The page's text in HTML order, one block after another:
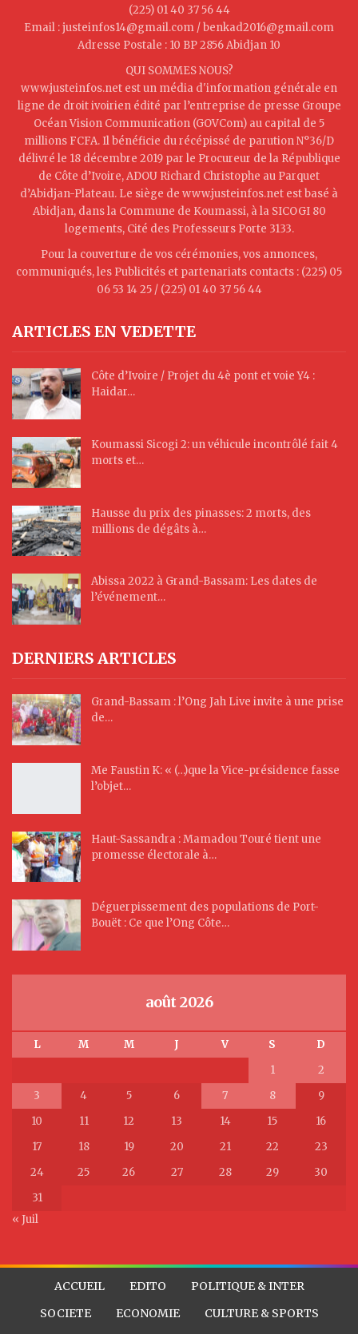
(225) 01 40 37 56 44
Email : justeinfos14@gmail.com / benkad2016@gmail.com
Adresse Postale : 10 BP 2856 Abidjan 10
QUI SOMMES NOUS?
www.justeinfos.net est un média d'information générale en
ligne de droit ivoirien édité par l’entreprise de presse Groupe
Océan Vision Communication (GOVCom) au capital de 5
millions FCFA. Il bénéficie du récépissé de parution N°36/D
délivré le 18 décembre 2019 par le Procureur de la République
de Côte d’Ivoire, ADOU Richard Christophe au Parquet
d’Abidjan-Plateau. Le siège de www.justeinfos.net est basé à
Abidjan, dans la Commune de Koumassi, à la SICOGI 80
logements, Cité des Professeurs Porte 3133.
Pour la couverture de vos cérémonies, vos annonces,
communiqués, les Publicités et partenariats contacts : (225) 05
06 53 14 25 / (225) 01 40 37 56 44
ARTICLES EN VEDETTE
Côte d’Ivoire / Projet du 4è pont et voie Y4 :
Haidar…
Koumassi Sicogi 2: un véhicule incontrôlé fait 4
morts et…
Hausse du prix des pinasses: 2 morts, des
millions de dégâts à…
Abissa 2022 à Grand-Bassam: Les dates de
l’événement…
DERNIERS ARTICLES
Grand-Bassam : l’Ong Jah Live invite à une prise
de…
Me Faustin K: « (…)que la Vice-présidence fasse
l’objet…
Haut-Sassandra : Mamadou Touré tient une
promesse électorale à…
Déguerpissement des populations de Port-
Bouët : Ce que l’Ong Côte…
août 2026
L M M J V S
D
1
2
3
4 5 6 7 8
9
10
11 12 13 14 15
16
17
18 19 20 21 22
23
24
25 26 27 28 29
30
31
« Juil
ACCUEIL EDITO
POLITIQUE & INTER
SOCIETE
ECONOMIE
CULTURE & SPORTS